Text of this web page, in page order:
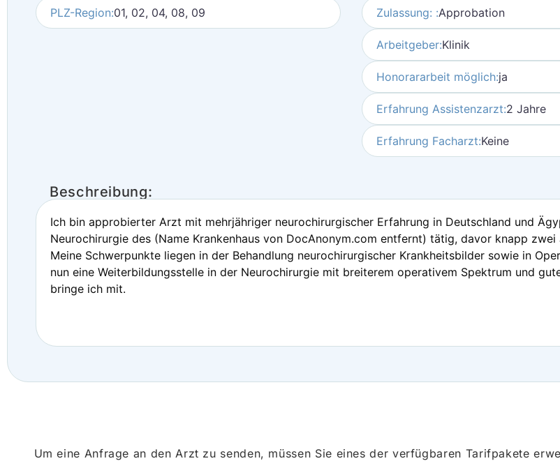
PLZ-Region:01, 02, 04, 08, 09 Zulassung: :Approbation
Arbeitgeber:Klinik
Honorararbeit möglich:ja
Erfahrung Assistenzarzt:2 Jahre
Erfahrung Facharzt:Keine
Beschreibung:
Ich bin approbierter Arzt mit mehrjähriger neurochirurgischer Erfahrung in Deutschland und
Neurochirurgie des (Name Krankenhaus von DocAnonym.com entfernt) tätig, davor knapp
Meine Schwerpunkte liegen in der Behandlung neurochirurgischer Krankheitsbilder sowie in
nun eine Weiterbildungsstelle in der Neurochirurgie mit breiterem operativem Spektrum und
bringe ich mit.
Um eine Anfrage an den Arzt zu senden, müssen Sie eines der verfügbaren Tarifpakete